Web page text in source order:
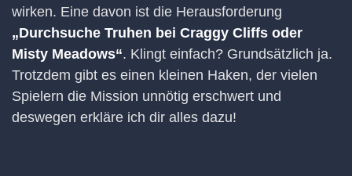
wirken. Eine davon ist die Herausforderung
„Durchsuche Truhen bei Craggy Cliffs oder
Misty Meadows“. Klingt einfach? Grundsätzlich ja.
Trotzdem gibt es einen kleinen Haken, der vielen
Spielern die Mission unnötig erschwert und
deswegen erkläre ich dir alles dazu!